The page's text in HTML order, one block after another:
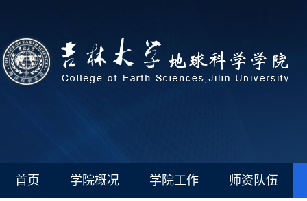
首页 学院概况 学院工作 师资队伍